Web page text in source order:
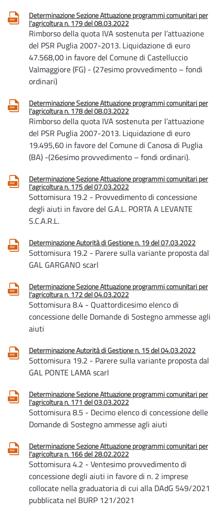
Determinazione Sezione Attuazione programmi comunitari per
l'agricoltura n. 179 del 08.03.2022
Rimborso della quota IVA sostenuta per l’attuazione
del PSR Puglia 2007-2013. Liquidazione di euro
47.568,00 in favore del Comune di Castelluccio
Valmaggiore (FG) - (27esimo provvedimento – fondi
ordinari)
Determinazione Sezione Attuazione programmi comunitari per
l'agricoltura n. 178 del 08.03.2022
Rimborso della quota IVA sostenuta per l’attuazione
del PSR Puglia 2007-2013. Liquidazione di euro
19.495,60 in favore del Comune di Canosa di Puglia
(BA) -(26esimo provvedimento – fondi ordinari).
Determinazione Sezione Attuazione programmi comunitari per
l'agricoltura n. 175 del 07.03.2022
Sottomisura 19.2 - Provvedimento di concessione
degli aiuti in favore del G.A.L. PORTA A LEVANTE
S.C.A.R.L.
Determinazione Autorità di Gestione n. 19 del 07.03.2022
Sottomisura 19.2 - Parere sulla variante proposta dal
GAL GARGANO scarl
Determinazione Sezione Attuazione programmi comunitari per
l'agricoltura n. 172 del 04.03.2022
Sottomisura 8.4 - Quattordicesimo elenco di
concessione delle Domande di Sostegno ammesse agli
aiuti
Determinazione Autorità di Gestione n. 15 del 04.03.2022
Sottomisura 19.2 - Parere sulla variante proposta dal
GAL PONTE LAMA scarl
Determinazione Sezione Attuazione programmi comunitari per
l'agricoltura n. 171 del 03.03.2022
Sottomisura 8.5 - Decimo elenco di concessione delle
Domande di Sostegno ammesse agli aiuti
Determinazione Sezione Attuazione programmi comunitari per
l'agricoltura n. 166 del 28.02.2022
Sottomisura 4.2 - Ventesimo provvedimento di
concessione degli aiuti in favore di n. 2 imprese
collocate nella graduatoria di cui alla DAdG 549/2021
pubblicata nel BURP 121/2021